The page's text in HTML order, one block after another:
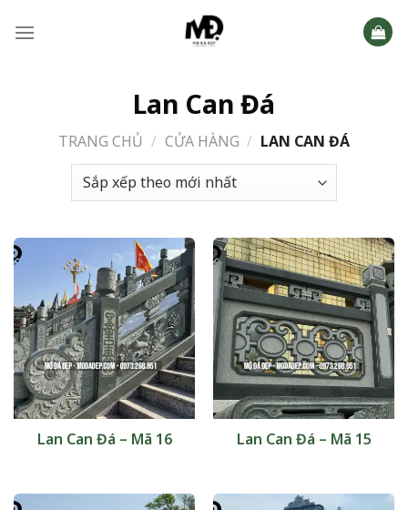
Lan Can Đá
TRANG CHỦ / CỬA HÀNG / LAN CAN ĐÁ
Lan Can Đá – Mã 16 Lan Can Đá – Mã 15